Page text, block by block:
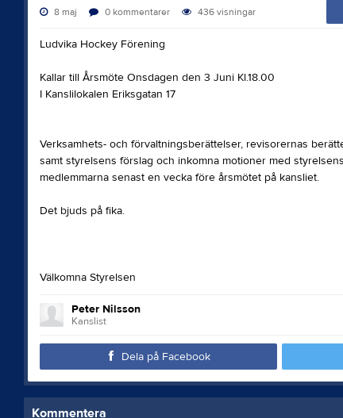
8 maj 0 kommentarer 436visningar
Ludvika Hockey Förening
Kallar till Årsmöte Onsdagen den 3 Juni Kl.18.00
I Kanslilokalen Eriksgatan 17
Verksamhets- och förvaltningsberättelser, revisorernas
samt styrelsens förslag och inkomna motioner med
medlemmarna senast en vecka före årsmötet på kansliet.
Det bjuds på fika.
Välkomna Styrelsen
Peter Nilsson
Kanslist
Dela på Facebook
Kommentera